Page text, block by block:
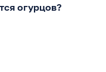
огурцов?